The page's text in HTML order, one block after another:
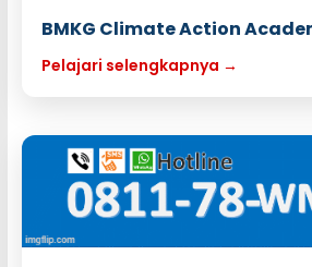
BMKG Climate Action
Pelajari selengkapnya →